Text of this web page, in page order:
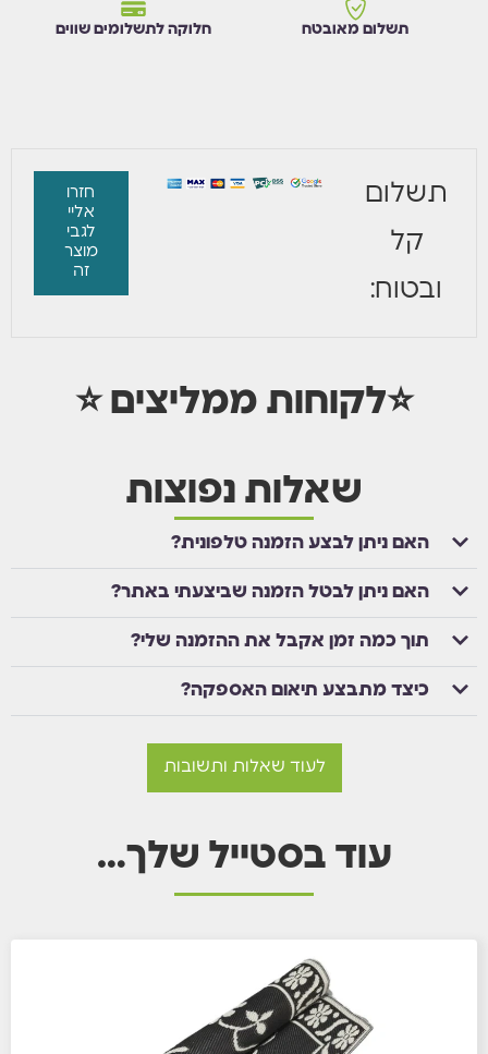
תשלום מאובטח חלוקה לתשלומים שווים
תשלום
קל
ובטוח:
חזרו
אליי
לגבי
מוצר
זה
⭐לקוחות ממליצים ⭐
שאלות נפוצות
האם ניתן לבצע הזמנה טלפונית?
האם ניתן לבטל הזמנה שביצעתי באתר?
תוך כמה זמן אקבל את ההזמנה שלי?
כיצד מתבצע תיאום האספקה?
לעוד שאלות ותשובות
עוד בסטייל שלך…